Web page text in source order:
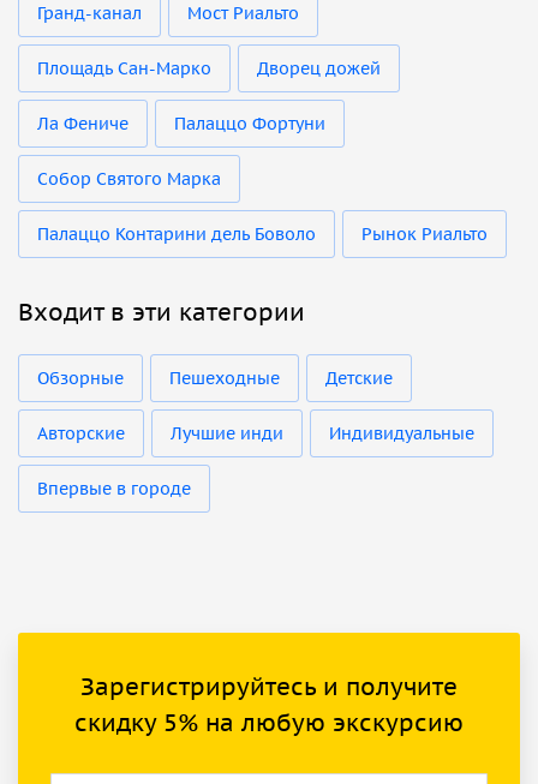
Гранд-канал Мост Риальто
Площадь Сан-Марко Дворец дожей
Ла Фениче Палаццо Фортуни
Собор Святого Марка
Палаццо Контарини дель Боволо Рынок Риальто
Входит в эти категории
Обзорные Пешеходные Детские
Авторские Лучшие инди Индивидуальные
Впервые в городе
Зарегистрируйтесь и получите
скидку 5% на любую экскурсию